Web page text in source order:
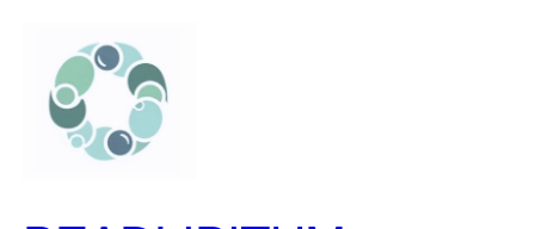
springen